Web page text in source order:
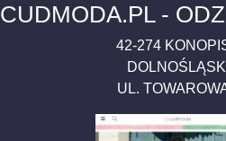
CUDMODA.PL -
42-274
UL.